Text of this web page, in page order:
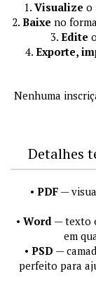
1. Visualize o
2. Baixe no
3. Edite
4. Exporte,
Nenhuma
Detalhes
• PDF—
• Word — texto
em
• PSD —
perfeito para